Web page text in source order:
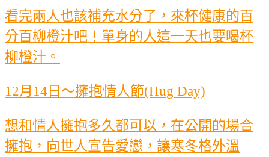
看完兩人也該補充水分了，來杯健康的百
分百柳橙汁吧！單身的人這一天也要喝杯
柳橙汁。
12月14日～擁抱情人節(Hug Day)
想和情人擁抱多久都可以，在公開的場合
擁抱，向世人宣告愛戀，讓寒冬格外溫